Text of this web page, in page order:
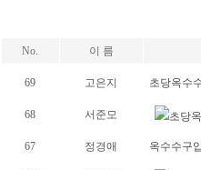
No. 이 름
69 고은지 초당옥수
68 서준모 초당
67 정경애 옥수수구